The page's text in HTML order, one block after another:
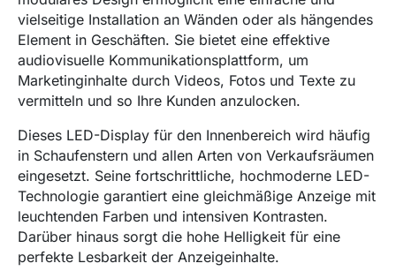
vielseitige Installation an Wänden oder als hängendes
Element in Geschäften. Sie bietet eine effektive
audiovisuelle Kommunikationsplattform, um
Marketinginhalte durch Videos, Fotos und Texte zu
vermitteln und so Ihre Kunden anzulocken.
Dieses LED-Display für den Innenbereich wird häufig
in Schaufenstern und allen Arten von Verkaufsräumen
eingesetzt. Seine fortschrittliche, hochmoderne LED-
Technologie garantiert eine gleichmäßige Anzeige mit
leuchtenden Farben und intensiven Kontrasten.
Darüber hinaus sorgt die hohe Helligkeit für eine
perfekte Lesbarkeit der Anzeigeinhalte.